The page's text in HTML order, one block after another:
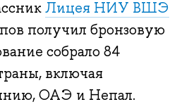
Лицея НИУ ВШЭ
получил бронзовую
собрало 84
включая
ОАЭ и Непал.